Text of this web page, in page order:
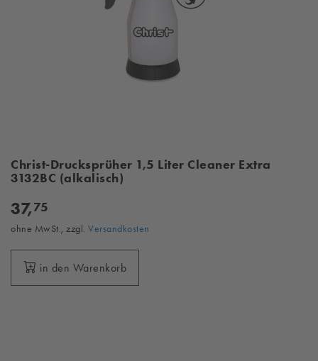
Christ-Drucksprüher 1,5 Liter Cleaner Extra
3132BC (alkalisch)
37,75
ohne MwSt., zzgl. Versandkosten
in den Warenkorb